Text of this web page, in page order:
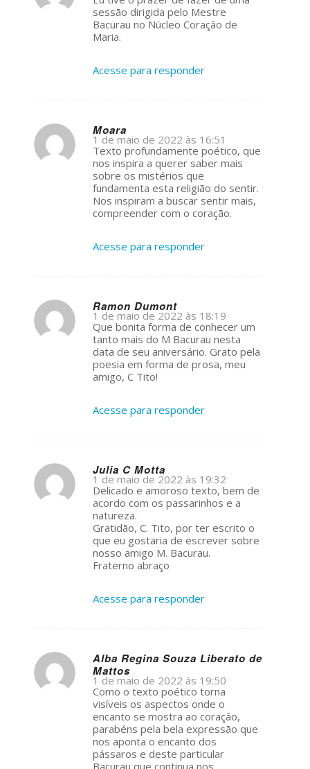
ays:
sessão dirigida pelo Mestre
Bacurau no Núcleo Coração de
Maria.
Acesse para responder
Moara
s
ays:
1 de maio de 2022 às 16:51
Texto profundamente poético, que
nos inspira a querer saber mais
sobre os mistérios que
fundamenta esta religião do sentir.
Nos inspiram a buscar sentir mais,
compreender com o coração.
Acesse para responder
Ramon Dumont
s
ays:
1 de maio de 2022 às 18:19
Que bonita forma de conhecer um
tanto mais do M Bacurau nesta
data de seu aniversário. Grato pela
poesia em forma de prosa, meu
amigo, C Tito!
Acesse para responder
Julia C Motta
s
ays:
1 de maio de 2022 às 19:32
Delicado e amoroso texto, bem de
acordo com os passarinhos e a
natureza.
Gratidão, C. Tito, por ter escrito o
que eu gostaria de escrever sobre
nosso amigo M. Bacurau.
Fraterno abraço
Acesse para responder
Alba Regina Souza Liberato de
Mattos
s
ays:
1 de maio de 2022 às 19:50
Como o texto poético torna
visíveis os aspectos onde o
encanto se mostra ao coração,
parabéns pela bela expressão que
nos aponta o encanto dos
pássaros e deste particular
Bacurau que continua nos